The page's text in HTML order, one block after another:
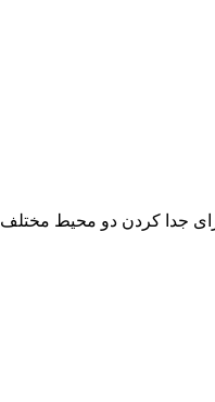
جدا کردن دو محیط مختلف